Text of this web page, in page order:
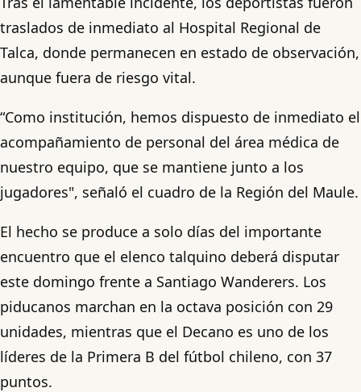
traslados de inmediato al Hospital Regional de
Talca, donde permanecen en estado de observación,
aunque fuera de riesgo vital.
“Como institución, hemos dispuesto de inmediato el
acompañamiento de personal del área médica de
nuestro equipo, que se mantiene junto a los
jugadores", señaló el cuadro de la Región del Maule.
El hecho se produce a solo días del importante
encuentro que el elenco talquino deberá disputar
este domingo frente a Santiago Wanderers. Los
piducanos marchan en la octava posición con 29
unidades, mientras que el Decano es uno de los
líderes de la Primera B del fútbol chileno, con 37
puntos.